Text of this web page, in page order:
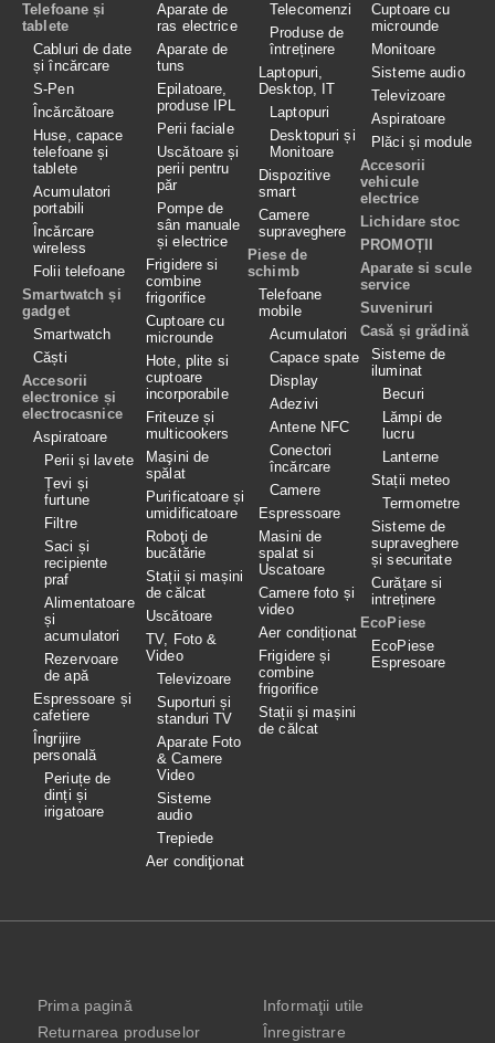
Telefoane și
tablete
Cabluri de date
și încărcare
S-Pen
Încărcătoare
Huse, capace
telefoane și
tablete
Acumulatori
portabili
Încărcare
wireless
Folii telefoane
Smartwatch și
gadget
Smartwatch
Căști
Accesorii
electronice și
electrocasnice
Aspiratoare
Perii și lavete
Țevi și
furtune
Filtre
Saci și
recipiente
praf
Alimentatoare
și
acumulatori
Rezervoare
de apă
Espressoare și
cafetiere
Îngrijire
personală
Periuțe de
dinți și
irigatoare
Aparate de
ras electrice
Aparate de
tuns
Epilatoare,
produse IPL
Perii faciale
Uscătoare și
perii pentru
păr
Pompe de
sân manuale
și electrice
Frigidere si
combine
frigorifice
Cuptoare cu
microunde
Hote, plite si
cuptoare
incorporabile
Friteuze și
multicookers
Maşini de
spălat
Purificatoare și
umidificatoare
Roboţi de
bucătărie
Stații și mașini
de călcat
Uscătoare
TV, Foto &
Video
Televizoare
Suporturi și
standuri TV
Aparate Foto
& Camere
Video
Sisteme
audio
Trepiede
Aer condiţionat
Telecomenzi
Produse de
întreținere
Laptopuri,
Desktop, IT
Laptopuri
Desktopuri și
Monitoare
Dispozitive
smart
Camere
supraveghere
Piese de
schimb
Telefoane
mobile
Acumulatori
Capace spate
Display
Adezivi
Antene NFC
Conectori
încărcare
Camere
Espressoare
Masini de
spalat si
Uscatoare
Camere foto și
video
Aer condiționat
Frigidere și
combine
frigorifice
Stații și mașini
de călcat
Cuptoare cu
microunde
Monitoare
Sisteme audio
Televizoare
Aspiratoare
Plăci și module
Accesorii
vehicule
electrice
Lichidare stoc
PROMOȚII
Aparate si scule
service
Suveniruri
Casă și grădină
Sisteme de
iluminat
Becuri
Lămpi de
lucru
Lanterne
Stații meteo
Termometre
Sisteme de
supraveghere
și securitate
Curățare si
intreținere
EcoPiese
EcoPiese
Espresoare
Prima pagină
Returnarea produselor
Informaţii utile
Înregistrare